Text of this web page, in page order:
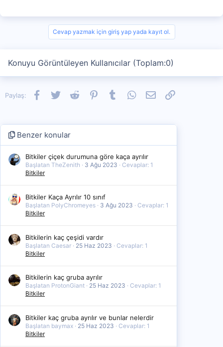
Cevap yazmak için giriş yap yada kayıt ol.
Konuyu Görüntüleyen Kullanıcılar (Toplam:0)
Paylaş: Facebook
TwitterReddit PinterestTumblrWhatsApp
E-postaLink
Benzer konular
Bitkiler çiçek durumuna göre kaça ayrılır
Başlatan TheZenith 3 Ağu 2023
Cevaplar: 1
Bitkiler
Bitkiler Kaça Ayrılır 10 sınıf
Başlatan PolyChromeyes 3 Ağu 2023
Cevaplar: 1
Bitkiler
Bitkilerin kaç çeşidi vardır
Başlatan Caesar 25 Haz 2023
Cevaplar: 1
Bitkiler
Bitkilerin kaç gruba ayrılır
Başlatan ProtonGiant 25 Haz 2023
Cevaplar: 1
Bitkiler
Bitkiler kaç gruba ayrılır ve bunlar nelerdir
Başlatan baymax 25 Haz 2023
Cevaplar: 1
Bitkiler